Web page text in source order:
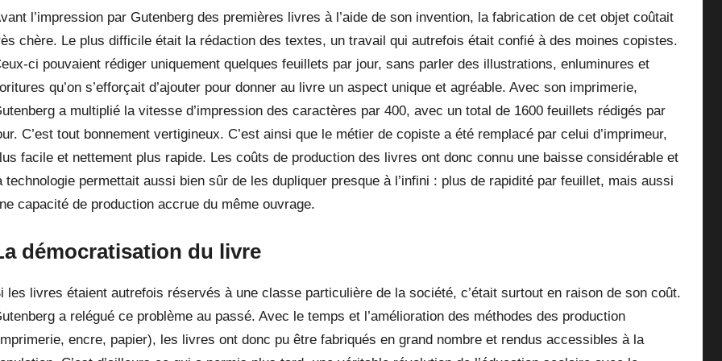
l’impression par Gutenberg des premières livres à l’aide de son invention, la fabrication de cet objet coûtait
chère. Le plus difficile était la rédaction des textes, un travail qui autrefois était confié à des moines copistes.
ci pouvaient rédiger uniquement quelques feuillets par jour, sans parler des illustrations, enluminures et
qu’on s’efforçait d’ajouter pour donner au livre un aspect unique et agréable. Avec son imprimerie,
a multiplié la vitesse d’impression des caractères par 400, avec un total de 1600 feuillets rédigés par
C’est tout bonnement vertigineux. C’est ainsi que le métier de copiste a été remplacé par celui d’imprimeur,
facile et nettement plus rapide. Les coûts de production des livres ont donc connu une baisse considérable et
technologie permettait aussi bien sûr de les dupliquer presque à l’infini : plus de rapidité par feuillet, mais aussi
capacité de production accrue du même ouvrage.
démocratisation du livre
les livres étaient autrefois réservés à une classe particulière de la société, c’était surtout en raison de son coût.
a relégué ce problème au passé. Avec le temps et l’amélioration des méthodes des production
encre, papier), les livres ont donc pu être fabriqués en grand nombre et rendus accessibles à la